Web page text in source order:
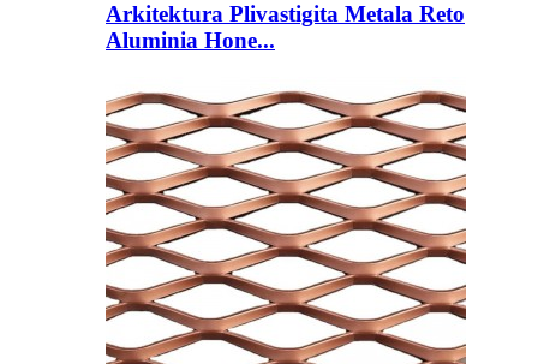
Arkitektura Plivastigita Metala Reto
Aluminia Hone...